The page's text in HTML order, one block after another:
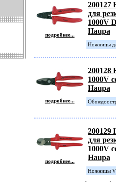
подробнее...
для
1000V
Haupa
Ножницы
подробнее...
200128
1000V
Haupa
подробнее...
для
1000V
Haupa
Ножницы